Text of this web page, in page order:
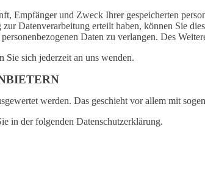
Empfänger und Zweck Ihrer gespeicherten
Datenverarbeitung erteilt haben, können Sie
Daten zu verlangen. Des
Sie sich jederzeit an uns wenden.
werden. Das geschieht vor allem mit
in der folgenden Datenschutzerklärung.